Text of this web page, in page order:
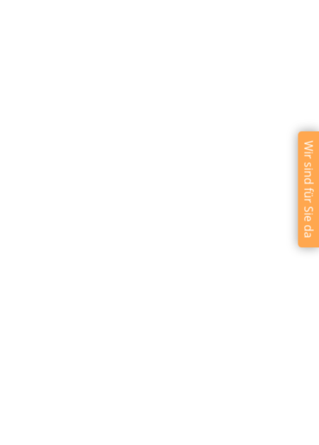
Wir sind für Sie da